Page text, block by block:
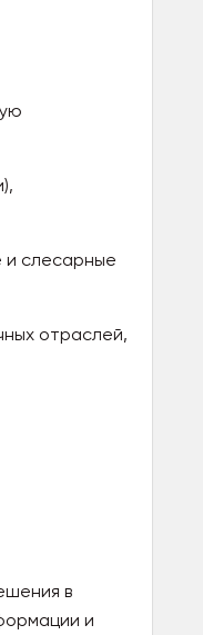
и слесарные
отраслей,
в
и